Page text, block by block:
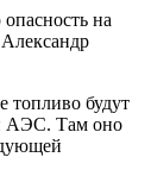
на
топливо будут
АЭС. Там оно